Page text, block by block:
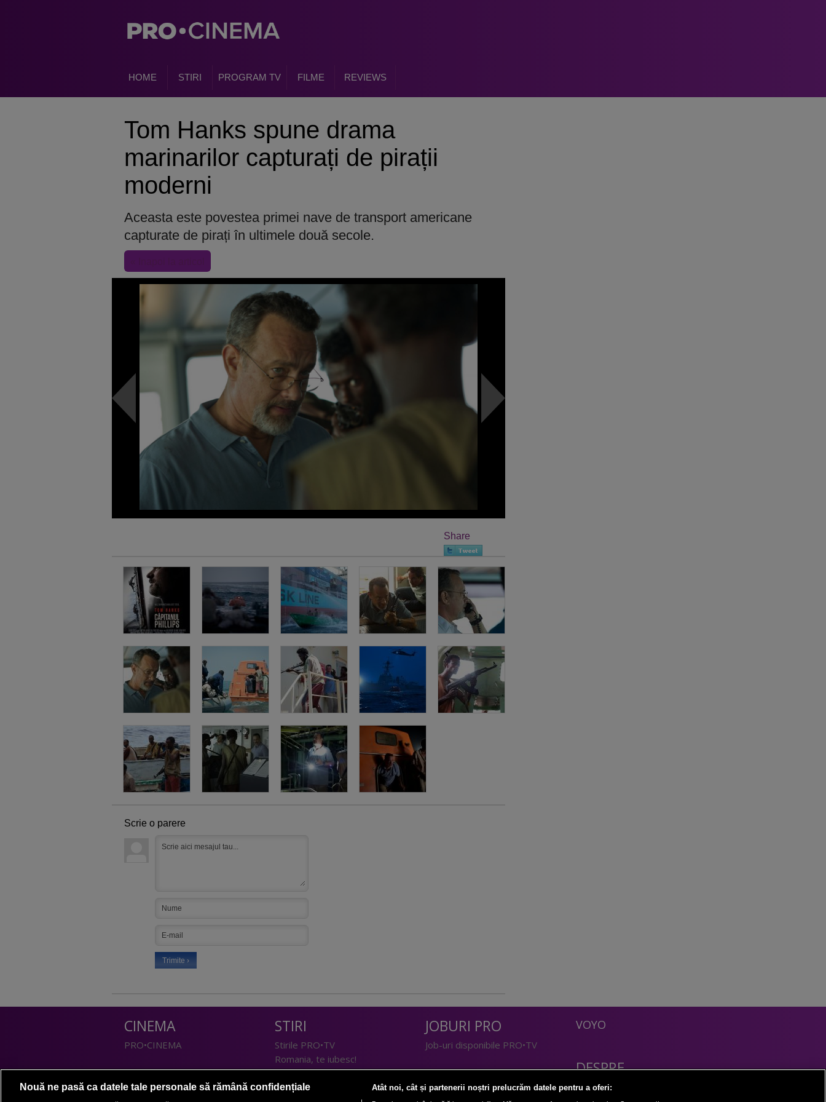
HOME STIRI PROGRAM TV FILME REVIEWS
Tom Hanks spune drama
marinarilor capturați de pirații
moderni
Aceasta este povestea primei nave de transport americane
capturate de pirați în ultimele două secole.
Share
Scrie o parere
CINEMA
PRO•CINEMA
DIVERTISMENT
STIRI
Stirile PRO•TV
Romania, te iubesc!
JOBURI PRO
Job-uri disponibile PRO•TV
LIFESTYLE
VOYO
DESPRE
Politica Confidentialitate
Nouă ne pasă ca datele tale personale să rămână confidențiale Atât noi, cât și partenerii noștri prelucrăm datele pentru a oferi: